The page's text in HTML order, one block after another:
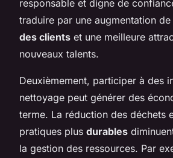
responsable et digne de
traduire par une augmentation de
des clients et une meilleure
nouveaux talents.
Deuxièmement, participer à des
nettoyage peut générer des
terme. La réduction des déchets
pratiques plus durables
la gestion des ressources. Par